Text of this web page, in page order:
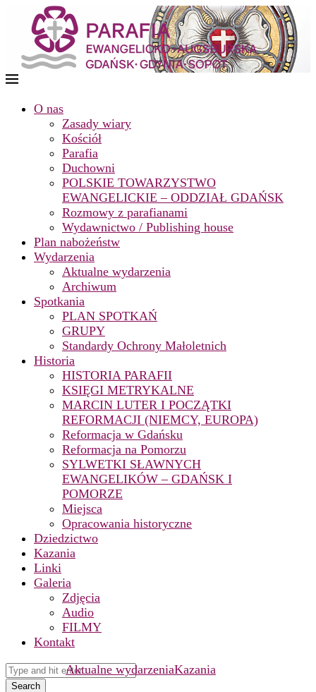
O nas
Zasady wiary
Kościół
Parafia
Duchowni
POLSKIE TOWARZYSTWO
EWANGELICKIE – ODDZIAŁ GDAŃSK
Rozmowy z parafianami
Wydawnictwo / Publishing house
Plan nabożeństw
Wydarzenia
Aktualne wydarzenia
Archiwum
Spotkania
PLAN SPOTKAŃ
GRUPY
Standardy Ochrony Małoletnich
Historia
HISTORIA PARAFII
KSIĘGI METRYKALNE
MARCIN LUTER I POCZĄTKI
REFORMACJI (NIEMCY, EUROPA)
Reformacja w Gdańsku
Reformacja na Pomorzu
SYLWETKI SŁAWNYCH
EWANGELIKÓW – GDAŃSK I
POMORZE
Miejsca
Opracowania historyczne
Dziedzictwo
Kazania
Linki
Galeria
Zdjęcia
Audio
FILMY
Kontakt
Search
Aktualne wydarzeniaKazania